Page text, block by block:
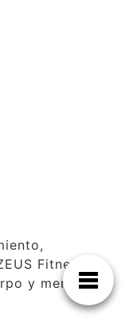
Fitness.
y mente al